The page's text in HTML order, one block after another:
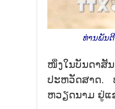
ທ່ານພັນ
ໜຶ່ງໃນບັນດາສັ
ປະຫວັດສາດ.
ຫວຽດນາມ ຢູ່ແ